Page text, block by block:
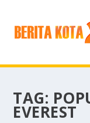
TAG:
EVEREST